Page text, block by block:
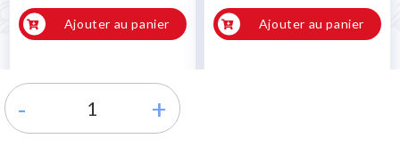
- +
Ajouter au panier
* Commande traitée sous 24h*
Ajouter au panier